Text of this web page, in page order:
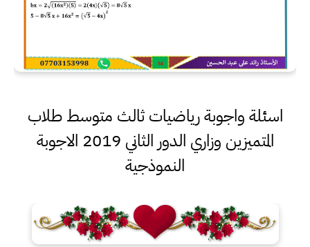
اسئلة واجوبة رياضيات ثالث متوسط طلاب
المتميزين وزاري الدور الثاني 2019 الاجوبة
النموذجية